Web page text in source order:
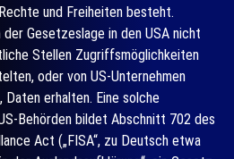
und Freiheiten besteht.
Gesetzeslage in den USA nicht
Stellen Zugriffsmöglichkeiten
oder von US-Unternehmen
erhalten. Eine solche
Behörden bildet Abschnitt 702 des
Act („FISA“, zu Deutsch etwa